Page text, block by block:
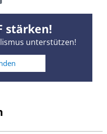
stärken!
unterstützen!